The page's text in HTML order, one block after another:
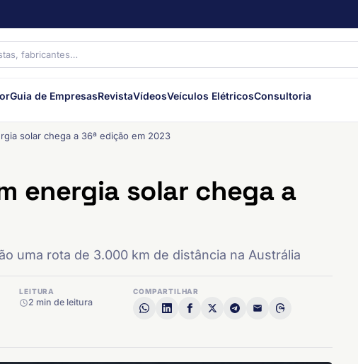
Guia de EmpresasRevistaVídeosVeículos ElétricosConsultoria
solar chega a 36ª edição em 2023
energia solar chega a
uma rota de 3.000 km de distância na Austrália
LEITURA
2 min de leitura
COMPARTILHAR